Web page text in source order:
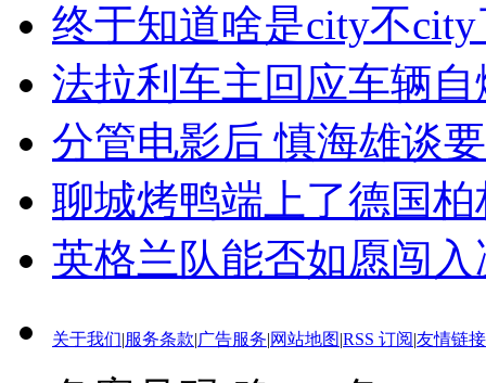
终于知道啥是city不city
法拉利车主回应车辆自
分管电影后 慎海雄谈
聊城烤鸭端上了德国
英格兰队能否如愿闯入
关于我们|服务条款|广告服务|网站地图|RSS 订阅|友情链接